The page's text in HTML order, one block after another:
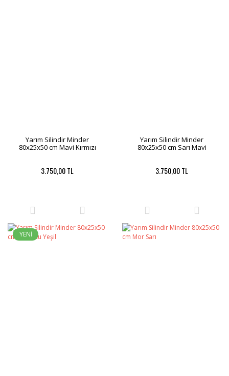
Yarım Silindir Minder
80x25x50 cm Mavi Kırmızı
3.750,00 TL
Yarım Silindir Minder
80x25x50 cm Sarı Mavi
3.750,00 TL
YENİ